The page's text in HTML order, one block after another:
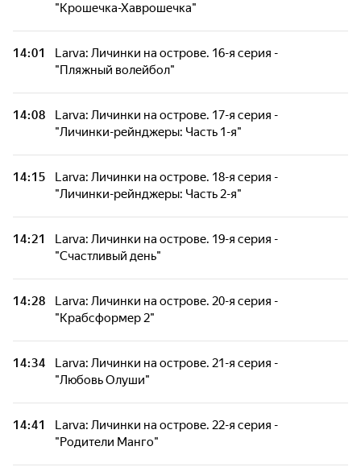
"Крошечка-Хаврошечка"
14:01
Larva: Личинки на острове. 16-я серия -
"Пляжный волейбол"
14:08
Larva: Личинки на острове. 17-я серия -
"Личинки-рейнджеры: Часть 1-я"
14:15
Larva: Личинки на острове. 18-я серия -
"Личинки-рейнджеры: Часть 2-я"
14:21
Larva: Личинки на острове. 19-я серия -
"Счастливый день"
14:28
Larva: Личинки на острове. 20-я серия -
"Крабсформер 2"
14:34
Larva: Личинки на острове. 21-я серия -
"Любовь Олуши"
14:41
Larva: Личинки на острове. 22-я серия -
"Родители Манго"